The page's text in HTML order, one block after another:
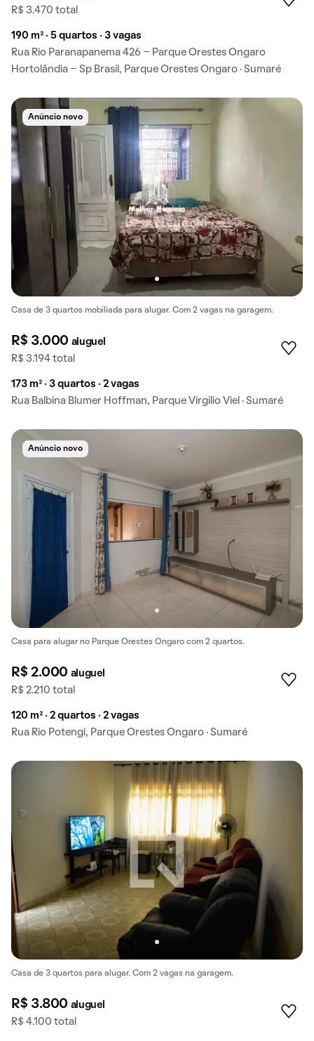
R$ 3.470 total
190 m² · 5 quartos · 3 vagas
Rua Rio Paranapanema 426 - Parque Orestes Ongaro
Hortolândia - Sp Brasil, Parque Orestes Ongaro · Sumaré
Anúncio novo
Casa de 3 quartos mobiliada para alugar. Com 2 vagas na garagem.
R$ 3.000 aluguel
R$ 3.194 total
173 m² · 3 quartos · 2 vagas
Rua Balbina Blumer Hoffman, Parque Virgilio Viel · Sumaré
Anúncio novo
Casa para alugar no Parque Orestes Ongaro com 2 quartos.
R$ 2.000 aluguel
R$ 2.210 total
120 m² · 2 quartos · 2 vagas
Rua Rio Potengi, Parque Orestes Ongaro · Sumaré
Casa de 3 quartos para alugar. Com 2 vagas na garagem.
R$ 3.800 aluguel
R$ 4.100 total